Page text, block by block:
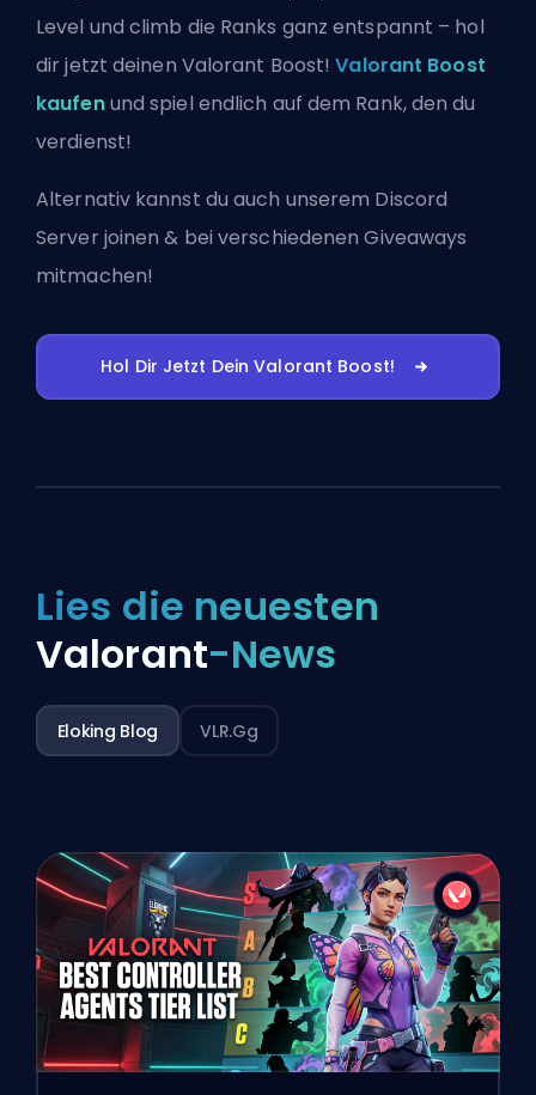
Level und climb die Ranks ganz entspannt – hol
dir jetzt deinen Valorant Boost!Valorant Boost
kaufenund spiel endlich auf dem Rank, den du
verdienst!
Alternativ kannst du auch unserem Discord
Server joinen & bei verschiedenen Giveaways
mitmachen!
Hol Dir Jetzt Dein Valorant Boost!
Lies die neuesten
Valorant-News
Eloking Blog VLR.gg